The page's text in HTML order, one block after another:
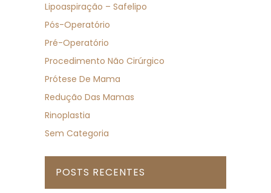
Lipoaspiração – Safelipo
Pós-Operatório
Pré-Operatório
Procedimento Não Cirúrgico
Prótese De Mama
Redução Das Mamas
Rinoplastia
Sem Categoria
POSTS RECENTES